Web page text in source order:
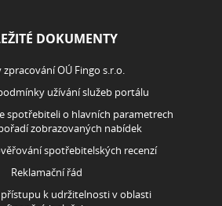
DOKUMENTY
zpracování OÚ Fingo s.r.o.
užívání služeb portálu
spotřebiteli o hlavních parametrech
zobrazovaných nabídek
spotřebitelských recenzí
Reklamační řád
k udržitelnosti v oblasti